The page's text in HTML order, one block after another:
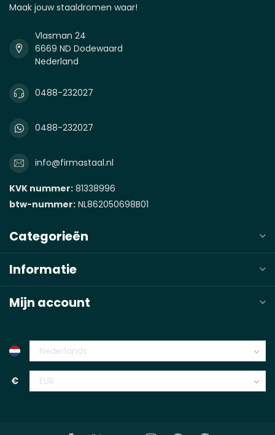
Maak jouw staaldromen waar!
Vlasman 24
6669 ND Dodewaard
Nederland
0488-232027
0488-232027
info@firmastaal.nl
KVK nummer: 81338996
btw-nummer: NL862050698B01
Categorieën
Informatie
Mijn account
€